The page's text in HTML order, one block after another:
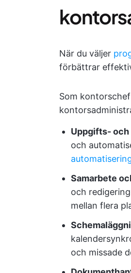
När du väljer
förbättrar
Som
Uppgifts-
och
Samarbete
och
mellan flera
och missade